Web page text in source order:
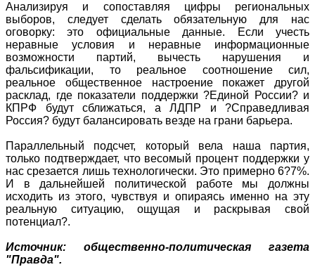
Анализируя и сопоставляя цифры региональных
выборов, следует сделать обязательную для нас
оговорку: это официальные данные. Если учесть
неравные условия и неравные информационные
возможности партий, вычесть нарушения и
фальсификации, то реальное соотношение сил,
реальное общественное настроение покажет другой
расклад, где показатели поддержки ?Единой России? и
КПРФ будут сближаться, а ЛДПР и ?Справедливая
Россия? будут балансировать везде на грани барьера.
Параллельный подсчет, который вела наша партия,
только подтверждает, что весомый процент поддержки у
нас срезается лишь технологически. Это примерно 6?7%.
И в дальнейшей политической работе мы должны
исходить из этого, чувствуя и опираясь именно на эту
реальную ситуацию, ощущая и раскрывая свой
потенциал?.
Источник: общественно-политическая газета
"Правда".